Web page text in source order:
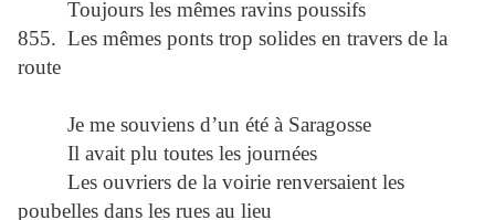
Toujours les mêmes ravins poussifs
855. Les mêmes ponts trop solides en travers de la
route
Je me souviens d’un été à Saragosse
Il avait plu toutes les journées
Les ouvriers de la voirie renversaient les
poubelles dans les rues au lieu